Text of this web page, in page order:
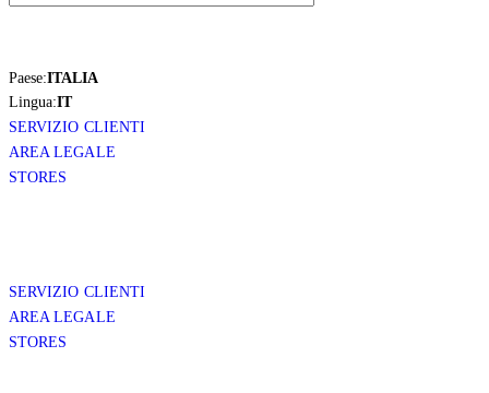
Paese:ITALIA
Lingua:IT
SERVIZIO CLIENTI
AREA LEGALE
STORES
SERVIZIO CLIENTI
AREA LEGALE
STORES